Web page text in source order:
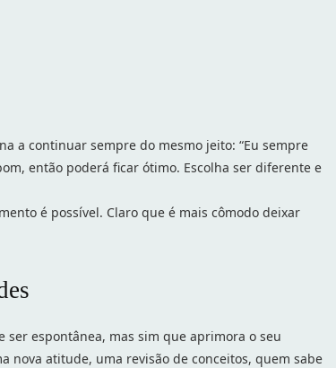
a continuar sempre do mesmo jeito: “Eu sempre
então poderá ficar ótimo. Escolha ser diferente e
é possível. Claro que é mais cômodo deixar
espontânea, mas sim que aprimora o seu
nova atitude, uma revisão de conceitos, quem sabe